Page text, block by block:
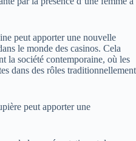
peut apporter une nouvelle
le monde des casinos. Cela
la société contemporaine, où les
dans des rôles traditionnellement
peut apporter une